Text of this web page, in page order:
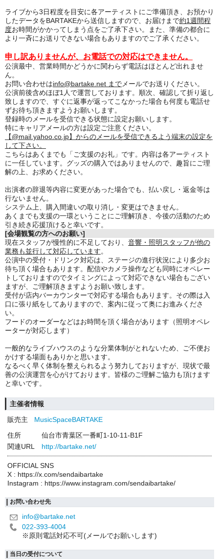
ライブから3日程度を目安に各アーティストにご準備頂き、お預かり
したデータをBARTAKEから送信しますので、お届けまで約1週間程
度お時間がかかってしまう点をご了承下さい。また、準備の都合に
より一斉にお送りできない場合もありますのでご了承ください。
申し訳ありませんが、お電話での対応はできません。
公演最中、営業時間かどうかに関わらず電話はほとんど出れませ
ん。
お問い合わせはinfo@bartake.net まで メールでお送りください。
公演前後含めほぼ1人で運営しております。順次、確認して折り返し
致しますので、すぐに返事が返ってこなかった場合も何度も電話せ
ずお待ち頂きますようお願いします。
登録時のメールを受信できる状態に設定お願いします。
特にキャリアメールの方は設定ご注意ください。
【@mail.yahoo.co.jp】からのメールを受信できるよう端末の設定を
して下さい。
こちらはあくまでも「ご支援のお礼」です。内容は各アーティスト
に一任しています。グッズの購入ではありませんので、趣旨にご理
解の上、お求めください。
出演者の辞退等内容に変更があった場合でも、払い戻し・返金等は
行ないません。
システム上、購入間違いの取り消し・変更はできません。
あくまでも支援の一環ということにご理解頂き、今後の活動のため
引き続き応援頂けると幸いです。
[会場観覧の方へのお願い]
現在スタッフが慢性的に不足しており、 音響・照明スタッフが他の
業務も並行して対応しています。
公演中の受付・ドリンク対応は、ステージの進行状況により多少お
待ち頂く場合もあります。 配信やカメラ操作なども同時にオペレー
トしておりますのでタイミングによって対応できない場合もござい
ますが、
ご理解頂きますようお願い致します。
受付が店内バーカウンターで対応する場合もあります。その際は入
口に張り紙をしてありますので、案内に従って奥にお進みくださ
い。
フードのオーダーなどはお時間を頂く場合があります（照明オペレ
ーターが対応します）
一般的なライブハウスのような分業体制がとれないため、ご不便お
かけする場面もありかと思います。
なるべく早く体制を整えられるよう努力しておりますが、現状で最
善の公演運営を心がけております。皆様のご理解ご協力も頂けます
と幸いです。
主催者情報
販売主
MusicSpaceBARTAKE
住所
仙台市青葉区一番町1-10-11-B1F
関連URL
http://bartake.net/
OFFICIAL SNS
X : https://x.com/sendaibartake
Instagram : https://www.instagram.com/sendaibartake/
お問い合わせ先
info@bartake.net
022-393-4004
※原則電話対応不可(メールでお願いします)
当日の受付について